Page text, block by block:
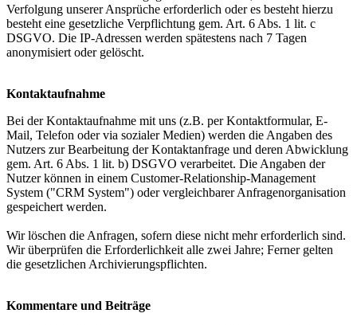
Verfolgung unserer Ansprüche erforderlich oder es besteht hierzu
besteht eine gesetzliche Verpflichtung gem. Art. 6 Abs. 1 lit. c
DSGVO. Die IP-Adressen werden spätestens nach 7 Tagen
anonymisiert oder gelöscht.
Kontaktaufnahme
Bei der Kontaktaufnahme mit uns (z.B. per Kontaktformular, E-
Mail, Telefon oder via sozialer Medien) werden die Angaben des
Nutzers zur Bearbeitung der Kontaktanfrage und deren Abwicklung
gem. Art. 6 Abs. 1 lit. b) DSGVO verarbeitet. Die Angaben der
Nutzer können in einem Customer-Relationship-Management
System ("CRM System") oder vergleichbarer Anfragenorganisation
gespeichert werden.
Wir löschen die Anfragen, sofern diese nicht mehr erforderlich sind.
Wir überprüfen die Erforderlichkeit alle zwei Jahre; Ferner gelten
die gesetzlichen Archivierungspflichten.
Kommentare und Beiträge